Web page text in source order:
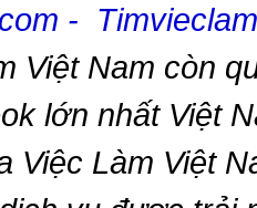
-
Việt Nam còn
lớn nhất Việt
Việc Làm Việt